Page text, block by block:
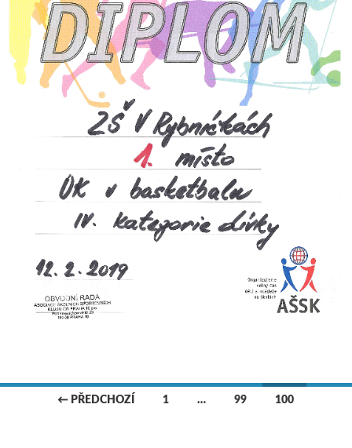
← PŘEDCHOZÍ 1 … 99 100